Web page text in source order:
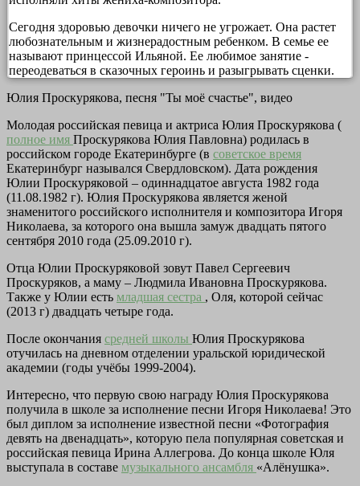
Сегодня здоровью девочки ничего не угрожает. Она растет
любознательным и жизнерадостным ребенком. В семье ее
называют принцессой Ильяной. Ее любимое занятие -
переодеваться в сказочных героинь и разыгрывать сценки.
Юлия Проскурякова, песня "Ты моё счастье", видео
Молодая российская певица и актриса Юлия Проскурякова (
полное имя Проскурякова Юлия Павловна) родилась в
российском городе Екатеринбурге (в советское время
Екатеринбург назывался Свердловском). Дата рождения
Юлии Проскуряковой – одиннадцатое августа 1982 года
(11.08.1982 г). Юлия Проскурякова является женой
знаменитого российского исполнителя и композитора Игоря
Николаева, за которого она вышла замуж двадцать пятого
сентября 2010 года (25.09.2010 г).
Отца Юлии Проскуряковой зовут Павел Сергеевич
Проскуряков, а маму – Людмила Ивановна Проскурякова.
Также у Юлии есть младшая сестра , Оля, которой сейчас
(2013 г) двадцать четыре года.
После окончания средней школы Юлия Проскурякова
отучилась на дневном отделении уральской юридической
академии (годы учёбы 1999-2004).
Интересно, что первую свою награду Юлия Проскурякова
получила в школе за исполнение песни Игоря Николаева! Это
был диплом за исполнение известной песни «Фотография
девять на двенадцать», которую пела популярная советская и
российская певица Ирина Аллегрова. До конца школе Юля
выступала в составе музыкального ансамбля «Алёнушка».